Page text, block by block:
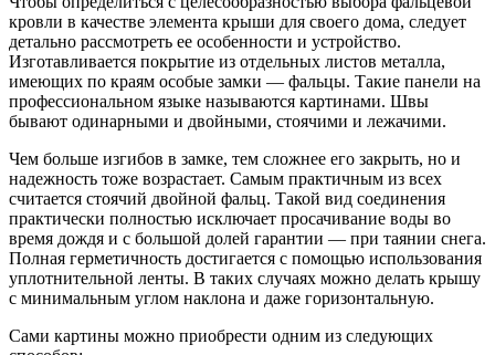
кровли в качестве элемента крыши для своего дома, следует
детально рассмотреть ее особенности и устройство.
Изготавливается покрытие из отдельных листов металла,
имеющих по краям особые замки — фальцы. Такие панели на
профессиональном языке называются картинами. Швы
бывают одинарными и двойными, стоячими и лежачими.
Чем больше изгибов в замке, тем сложнее его закрыть, но и
надежность тоже возрастает. Самым практичным из всех
считается стоячий двойной фальц. Такой вид соединения
практически полностью исключает просачивание воды во
время дождя и с большой долей гарантии — при таянии снега.
Полная герметичность достигается с помощью использования
уплотнительной ленты. В таких случаях можно делать крышу
с минимальным углом наклона и даже горизонтальную.
Сами картины можно приобрести одним из следующих